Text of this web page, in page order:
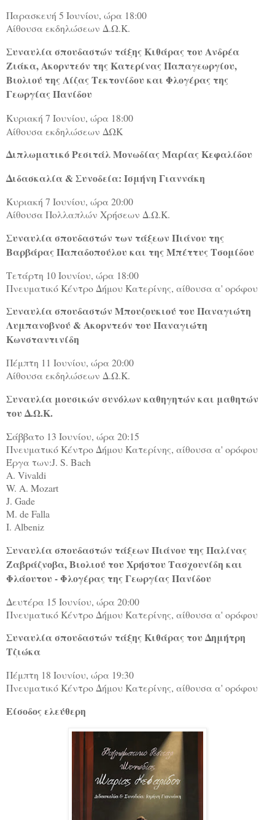
Παρασκευή 5 Ιουνίου, ώρα 18:00
Αίθουσα εκδηλώσεων Δ.Ω.Κ.
Συναυλία σπουδαστών τάξης Κιθάρας του Ανδρέα
Ζιάκα, Ακορντεόν της Κατερίνας Παπαγεωργίου,
Βιολιού της Λίζας Τεκτονίδου και Φλογέρας της
Γεωργίας Πανίδου
Κυριακή 7 Ιουνίου, ώρα 18:00
Αίθουσα εκδηλώσεων ΔΩΚ
Διπλωματικό Ρεσιτάλ Μονωδίας Μαρίας Κεφαλίδου
Διδασκαλία & Συνοδεία: Ισμήνη Γιαννάκη
Κυριακή 7 Ιουνίου, ώρα 20:00
Αίθουσα Πολλαπλών Χρήσεων Δ.Ω.Κ.
Συναυλία σπουδαστών των τάξεων Πιάνου της
Βαρβάρας Παπαδοπούλου και της Μπέττυς Τσομίδου
Τετάρτη 10 Ιουνίου, ώρα 18:00
Πνευματικό Κέντρο Δήμου Κατερίνης, αίθουσα α' ορόφου
Συναυλία σπουδαστών Μπουζουκιού του Παναγιώτη
Λυμπανοβνού & Ακορντεόν του Παναγιώτη
Κωνσταντινίδη
Πέμπτη 11 Ιουνίου, ώρα 20:00
Αίθουσα εκδηλώσεων Δ.Ω.Κ.
Συναυλία μουσικών συνόλων καθηγητών και μαθητών
του Δ.Ω.Κ.
Σάββατο 13 Ιουνίου, ώρα 20:15
Πνευματικό Κέντρο Δήμου Κατερίνης, αίθουσα α' ορόφου
Έργα των:J. S. Bach
A. Vivaldi
W. A. Mozart
J. Gade
M. de Falla
I. Albeniz
Συναυλία σπουδαστών τάξεων Πιάνου της Παλίνας
Ζαβράζνοβα, Βιολιού του Χρήστου Τασχουνίδη και
Φλάουτου - Φλογέρας της Γεωργίας Πανίδου
Δευτέρα 15 Ιουνίου, ώρα 20:00
Πνευματικό Κέντρο Δήμου Κατερίνης, αίθουσα α' ορόφου
Συναυλία σπουδαστών τάξης Κιθάρας του Δημήτρη
Τζιώκα
Πέμπτη 18 Ιουνίου, ώρα 19:30
Πνευματικό Κέντρο Δήμου Κατερίνης, αίθουσα α' ορόφου
Είσοδος ελεύθερη